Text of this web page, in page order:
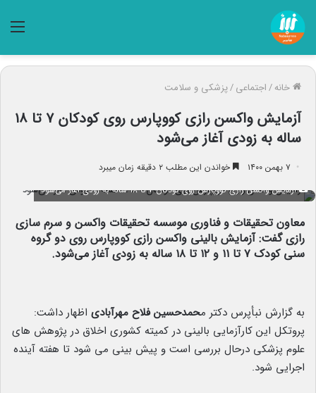
خانه/اجتماعی/پزشکی و سلامت
آزمایش واکسن رازی کووپارس روی کودکان ۷ تا ۱۸
ساله به زودی آغاز می‌شود
۷ بهمن ۱۴۰۰ خواندن این مطلب ۲ دقیقه زمان میبرد
آزمایش واکسن رازی کووپارس روی کودکان ۷ تا ۱۸ ساله به زودی آغاز می‌شود
معاون تحقیقات و فناوری موسسه تحقیقات واکسن و سرم سازی
رازی گفت: آزمایش بالینی واکسن رازی کووپارس روی دو گروه
سنی کودک ۷ تا ۱۱ و ۱۲ تا ۱۸ ساله به زودی آغاز می‌شود.
به گزارش نبأپرس دکتر محمدحسین فلاح مهرآبادی اظهار داشت:
پروتکل این کارآزمایی بالینی در کمیته کشوری اخلاق در پژوهش های
علوم پزشکی درحال بررسی است و پیش بینی می شود تا هفته آینده
اجرایی شود.